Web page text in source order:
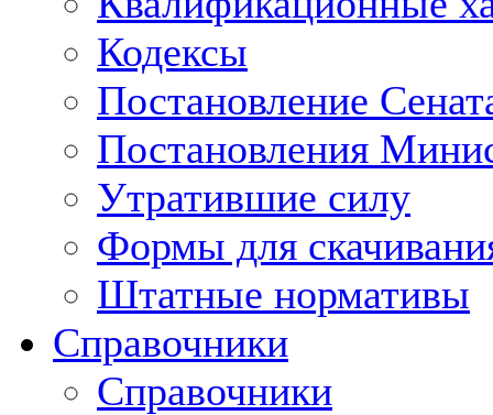
Кодексы
Постановление
Постановления
Утратившие силу
Формы для
Штатные нормативы
Справочники
Справочники